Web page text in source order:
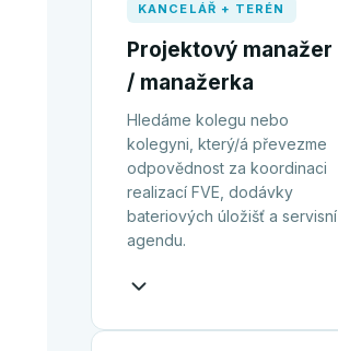
KANCELÁŘ + TERÉN
Projektový manažer
/ manažerka
Hledáme kolegu nebo
kolegyni, který/á převezme
odpovědnost za koordinaci
realizací FVE, dodávky
bateriových úložišť a servisní
agendu.